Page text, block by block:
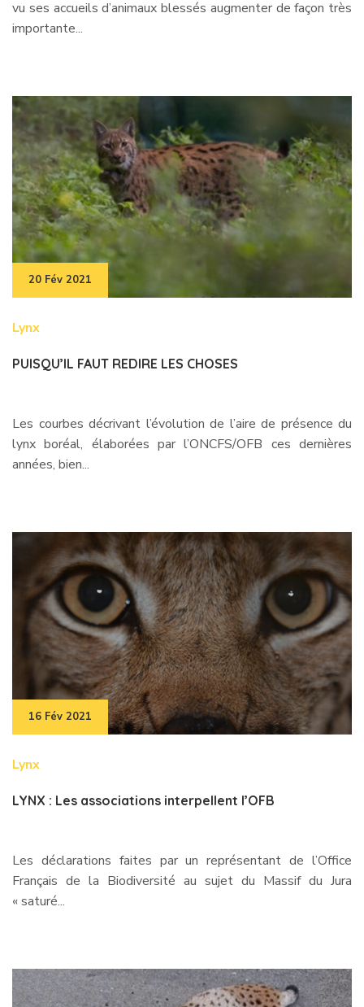
vu ses accueils d’animaux blessés augmenter de façon très
importante...
20 Fév 2021
Lynx
PUISQU’IL FAUT REDIRE LES CHOSES
Les courbes décrivant l’évolution de l’aire de présence du
lynx boréal, élaborées par l’ONCFS/OFB ces dernières
années, bien...
16 Fév 2021
Lynx
LYNX : Les associations interpellent l’OFB
Les déclarations faites par un représentant de l’Office
Français de la Biodiversité au sujet du Massif du Jura
« saturé...